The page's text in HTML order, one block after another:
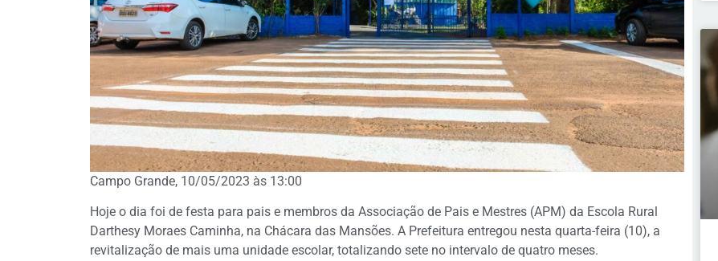
Campo Grande, 10/05/2023 às 13:00
Hoje o dia foi de festa para pais e membros da Associação de Pais e Mestres (APM) da Escola Rural
Darthesy Moraes Caminha, na Chácara das Mansões. A Prefeitura entregou nesta quarta-feira (10), a
revitalização de mais uma unidade escolar, totalizando sete no intervalo de quatro meses.